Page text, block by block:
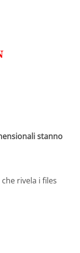
stanno
rivela i files